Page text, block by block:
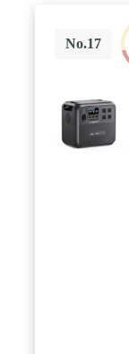
池を採用。
現しました
時の容量の
証サービス
ているので
す。
No.17